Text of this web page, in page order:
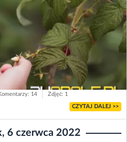
14 Zdjęć: 1
CZYTAJ DALEJ >>
6 czerwca 2022